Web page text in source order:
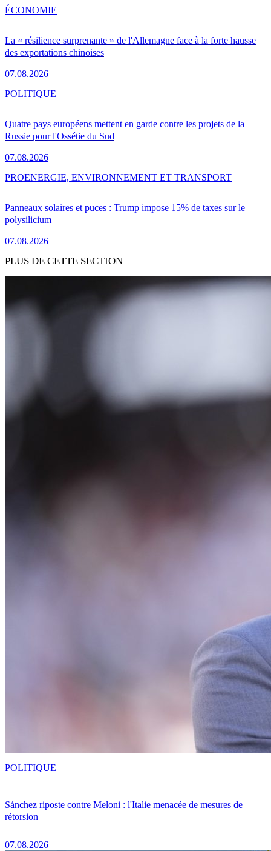
La « résilience surprenante » de l'Allemagne face à la forte hausse
des exportations chinoises
07.08.2026
ÉCONOMIE
Quatre pays européens mettent en garde contre les projets de la
Russie pour l'Ossétie du Sud
07.08.2026
POLITIQUE
Panneaux solaires et puces : Trump impose 15% de taxes sur le
polysilicium
07.08.2026
PROENERGIE, ENVIRONNEMENT ET TRANSPORT
PLUS DE CETTE SECTION
Sánchez riposte contre Meloni : l'Italie menacée de mesures de
rétorsion
07.08.2026
POLITIQUE